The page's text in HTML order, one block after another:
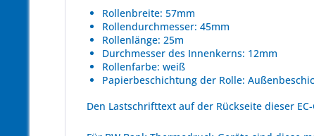
Rollenbreite: 57mm
Rollendurchmesser: 45mm
Rollenlänge: 25m
Durchmesser des Innenkerns: 12mm
Rollenfarbe: weiß
Papierbeschichtung der Rolle:
Den Lastschrifttext auf der Rückseite dieser